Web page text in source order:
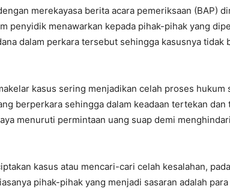
merekayasa berita acara pemeriksaan (BAP)
penyidik menawarkan kepada pihak-pihak yang
dalam perkara tersebut sehingga kasusnya tidak
kasus sering menjadikan celah proses hukum
berperkara sehingga dalam keadaan tertekan dan
menuruti permintaan uang suap demi
kasus atau mencari-cari celah kesalahan,
pihak-pihak yang menjadi sasaran adalah